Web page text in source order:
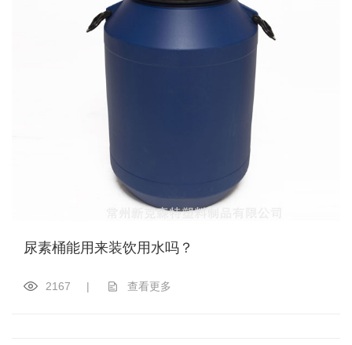
尿素桶能用来装饮用水吗？
2167 | 查看更多